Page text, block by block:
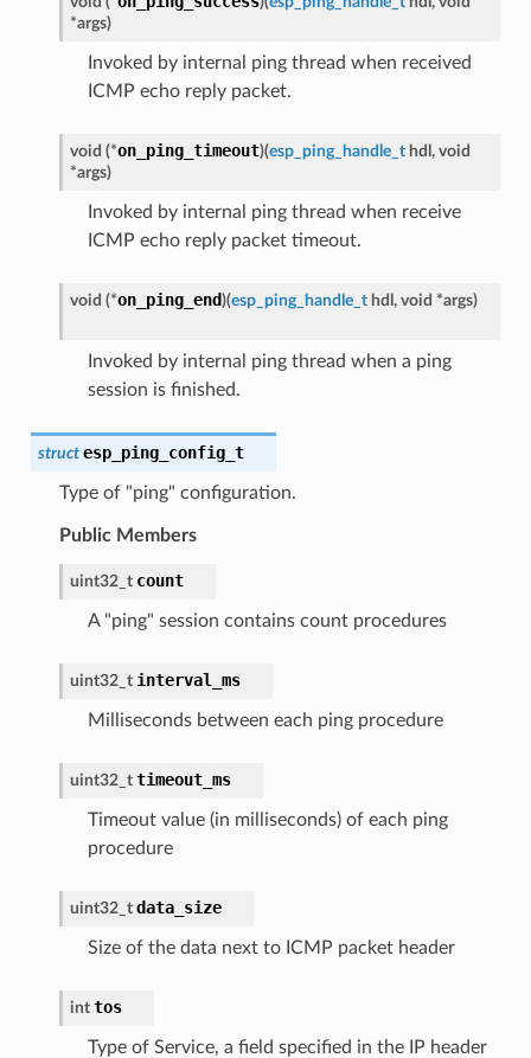
*args)
Invoked by internal ping thread when received
ICMP echo reply packet.
void (*on_ping_timeout)(esp_ping_handle_t hdl , void
*args)
Invoked by internal ping thread when receive
ICMP echo reply packet timeout.
void (*on_ping_end)(esp_ping_handle_t hdl , void *args)
Invoked by internal ping thread when a ping
session is finished.
struct esp_ping_config_t
Type of "ping" configuration.
Public Members
uint32_t count
A "ping" session contains count procedures
uint32_t interval_ms
Milliseconds between each ping procedure
uint32_t timeout_ms
Timeout value (in milliseconds) of each ping
procedure
uint32_t data_size
Size of the data next to ICMP packet header
int tos
Type of Service, a field specified in the IP header